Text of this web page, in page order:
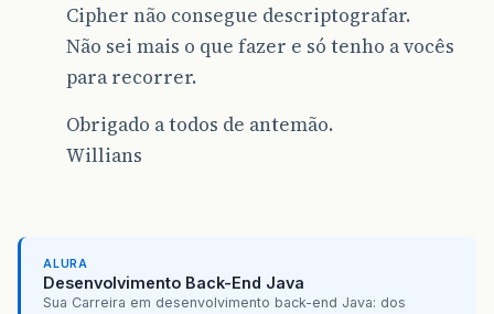
Cipher não consegue descriptografar.
Não sei mais o que fazer e só tenho a vocês
para recorrer.
Obrigado a todos de antemão.
Willians
ALURA
Desenvolvimento Back-End Java
Sua Carreira em desenvolvimento back-end Java: dos